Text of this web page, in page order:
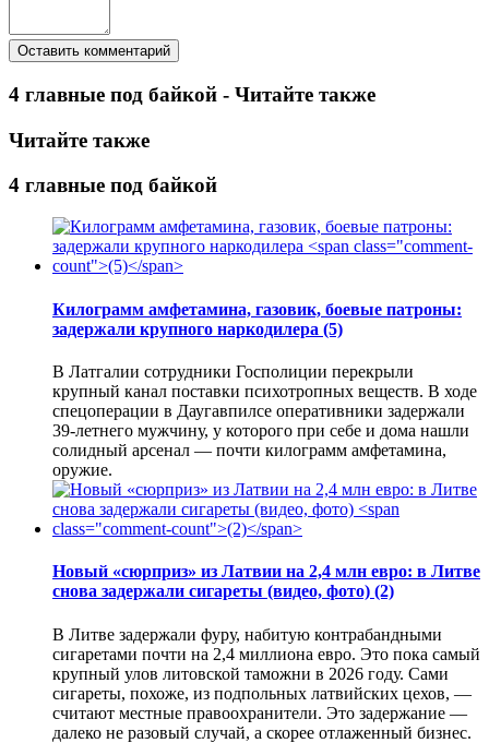
4 главные под байкой - Читайте также
Читайте также
4 главные под байкой
Килограмм амфетамина, газовик, боевые патроны:
задержали крупного наркодилера (5)
В Латгалии сотрудники Госполиции перекрыли
крупный канал поставки психотропных веществ. В ходе
спецоперации в Даугавпилсе оперативники задержали
39-летнего мужчину, у которого при себе и дома нашли
солидный арсенал — почти килограмм амфетамина,
оружие.
Новый «сюрприз» из Латвии на 2,4 млн евро: в Литве
снова задержали сигареты (видео, фото) (2)
В Литве задержали фуру, набитую контрабандными
сигаретами почти на 2,4 миллиона евро. Это пока самый
крупный улов литовской таможни в 2026 году. Сами
сигареты, похоже, из подпольных латвийских цехов, —
считают местные правоохранители. Это задержание —
далеко не разовый случай, а скорее отлаженный бизнес.